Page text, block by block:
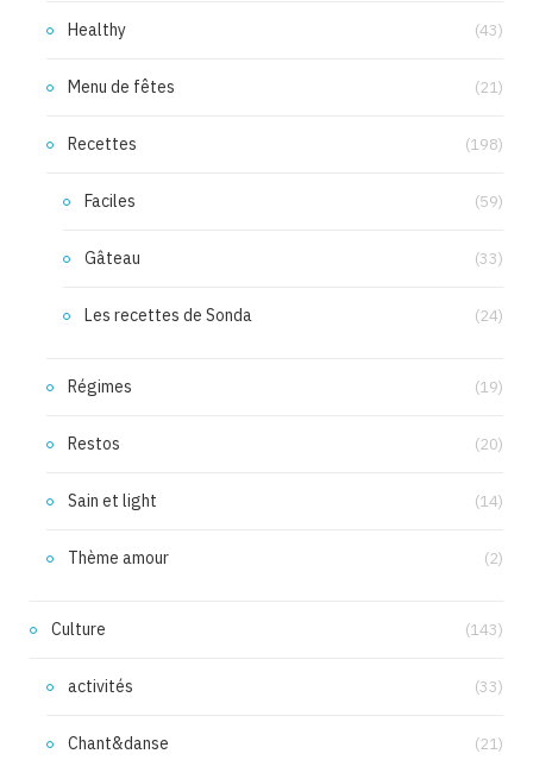
Healthy (43)
Menu de fêtes (21)
Recettes (198)
Faciles (59)
Gâteau (33)
Les recettes de Sonda (24)
Régimes (19)
Restos (20)
Sain et light (14)
Thème amour (2)
Culture (143)
activités (33)
Chant&danse (21)